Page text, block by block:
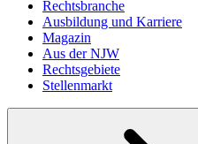
Rechtsbranche
Ausbildung und Karriere
Magazin
Aus der NJW
Rechtsgebiete
Stellenmarkt